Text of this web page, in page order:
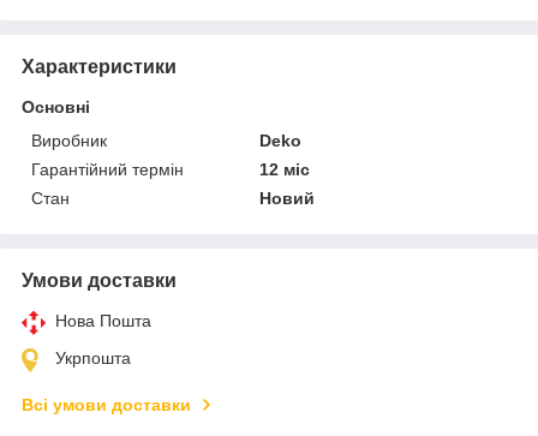
Характеристики
Основні
Виробник
Deko
Гарантійний термін
12 міс
Стан
Новий
Умови доставки
Нова Пошта
Укрпошта
Всі умови доставки